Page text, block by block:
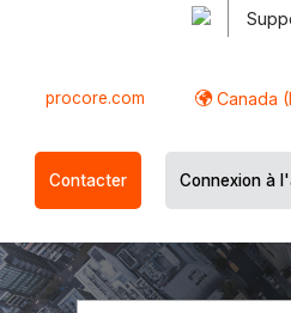
procore.com Canada
Contacter Connexion à